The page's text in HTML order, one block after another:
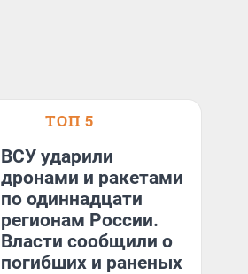
ТОП 5
ВСУ ударили
дронами и ракетами
по одиннадцати
регионам России.
Власти сообщили о
погибших и раненых